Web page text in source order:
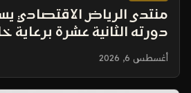
منتدى الرياض الاقتصادي
دورته الثانية عشرة برعاية
الشريفين
أغسطس 6, 2026